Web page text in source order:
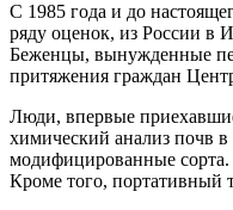
С 1985 года и до
ряду оценок, из России в
Беженцы, вынужденные
притяжения граждан
Люди, впервые
химический анализ почв
модифицированные сорта.
Кроме того, портативный